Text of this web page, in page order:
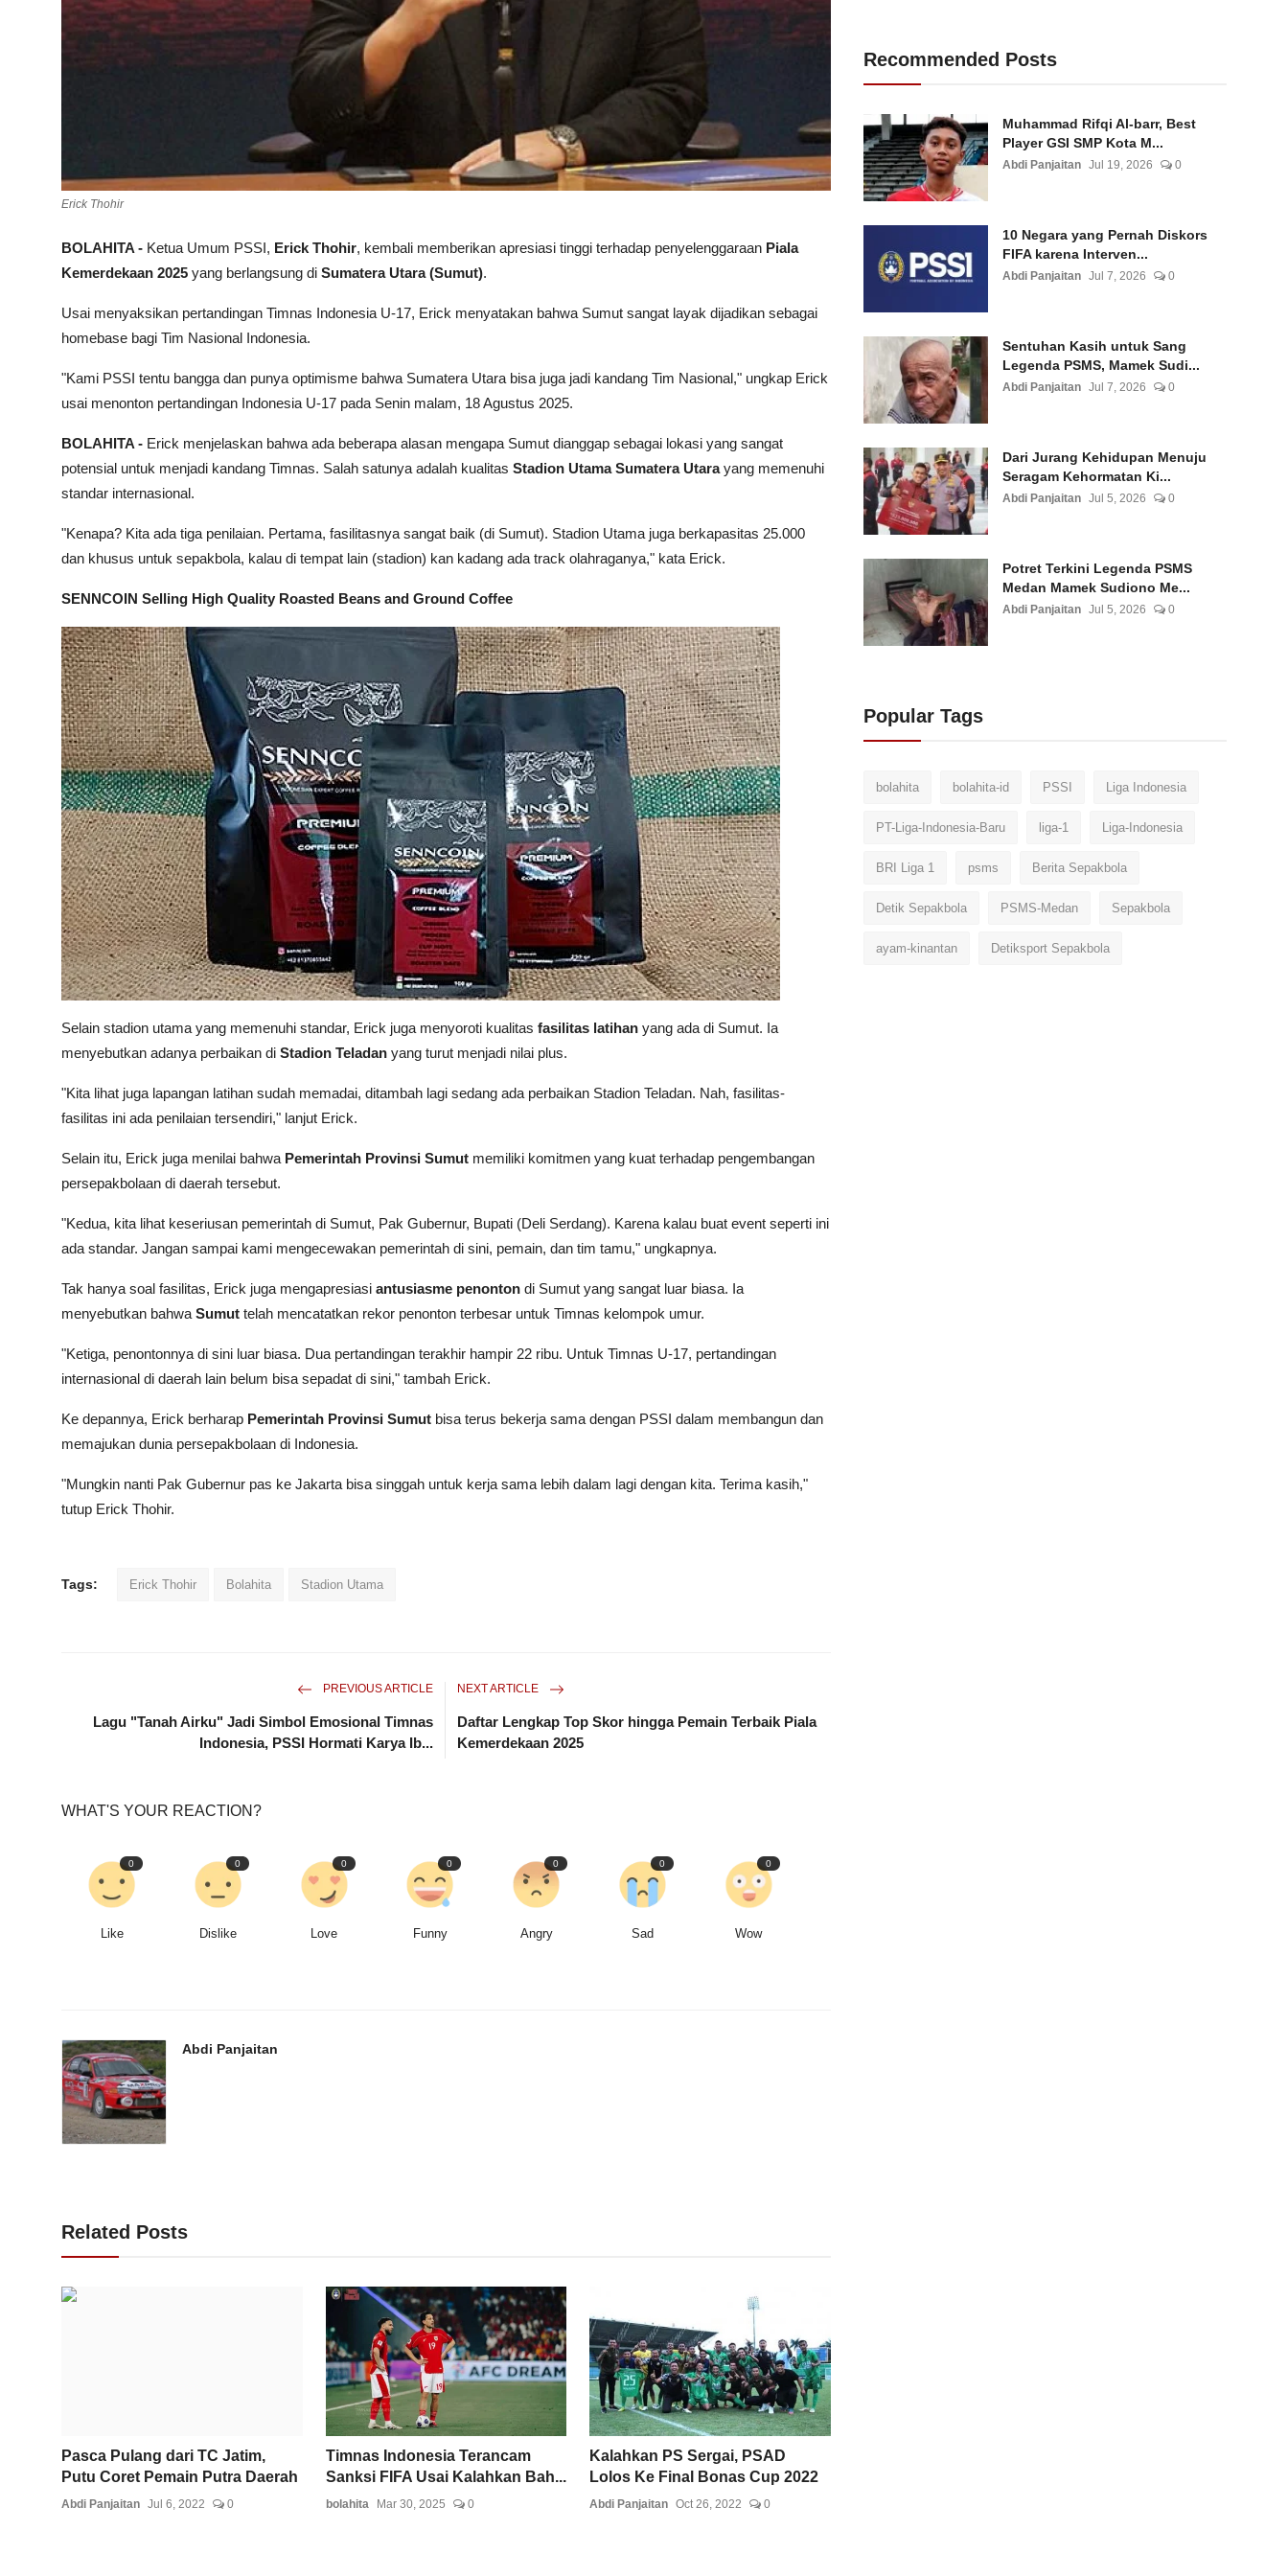
Erick Thohir
BOLAHITA - Ketua Umum PSSI, Erick Thohir, kembali memberikan apresiasi tinggi terhadap penyelenggaraan Piala
Kemerdekaan 2025 yang berlangsung di Sumatera Utara (Sumut).
Usai menyaksikan pertandingan Timnas Indonesia U-17, Erick menyatakan bahwa Sumut sangat layak dijadikan sebagai
homebase bagi Tim Nasional Indonesia.
"Kami PSSI tentu bangga dan punya optimisme bahwa Sumatera Utara bisa juga jadi kandang Tim Nasional," ungkap Erick
usai menonton pertandingan Indonesia U-17 pada Senin malam, 18 Agustus 2025.
BOLAHITA - Erick menjelaskan bahwa ada beberapa alasan mengapa Sumut dianggap sebagai lokasi yang sangat
potensial untuk menjadi kandang Timnas. Salah satunya adalah kualitas Stadion Utama Sumatera Utarayang memenuhi
standar internasional.
"Kenapa? Kita ada tiga penilaian. Pertama, fasilitasnya sangat baik (di Sumut). Stadion Utama juga berkapasitas 25.000
dan khusus untuk sepakbola, kalau di tempat lain (stadion) kan kadang ada track olahraganya," kata Erick.
SENNCOIN Selling High Quality Roasted Beans and Ground Coffee
Selain stadion utama yang memenuhi standar, Erick juga menyoroti kualitas fasilitas latihan yang ada di Sumut. Ia
menyebutkan adanya perbaikan di Stadion Teladan yang turut menjadi nilai plus.
"Kita lihat juga lapangan latihan sudah memadai, ditambah lagi sedang ada perbaikan Stadion Teladan. Nah, fasilitas-
fasilitas ini ada penilaian tersendiri," lanjut Erick.
Selain itu, Erick juga menilai bahwa Pemerintah Provinsi Sumut memiliki komitmen yang kuat terhadap pengembangan
persepakbolaan di daerah tersebut.
"Kedua, kita lihat keseriusan pemerintah di Sumut, Pak Gubernur, Bupati (Deli Serdang). Karena kalau buat event seperti ini
ada standar. Jangan sampai kami mengecewakan pemerintah di sini, pemain, dan tim tamu," ungkapnya.
Tak hanya soal fasilitas, Erick juga mengapresiasi antusiasme penonton di Sumut yang sangat luar biasa. Ia
menyebutkan bahwa Sumut telah mencatatkan rekor penonton terbesar untuk Timnas kelompok umur.
"Ketiga, penontonnya di sini luar biasa. Dua pertandingan terakhir hampir 22 ribu. Untuk Timnas U-17, pertandingan
internasional di daerah lain belum bisa sepadat di sini," tambah Erick.
Ke depannya, Erick berharap Pemerintah Provinsi Sumut bisa terus bekerja sama dengan PSSI dalam membangun dan
memajukan dunia persepakbolaan di Indonesia.
"Mungkin nanti Pak Gubernur pas ke Jakarta bisa singgah untuk kerja sama lebih dalam lagi dengan kita. Terima kasih,"
tutup Erick Thohir.
Tags: Erick Thohir Bolahita Stadion Utama
PREVIOUS ARTICLE
Lagu "Tanah Airku" Jadi Simbol Emosional Timnas
Indonesia, PSSI Hormati Karya Ib...
NEXT ARTICLE
Daftar Lengkap Top Skor hingga Pemain Terbaik Piala
Kemerdekaan 2025
WHAT'S YOUR REACTION?
0
Like
0
Dislike
0
Love
0
Funny
0
Angry
0
Sad
0
Wow
Abdi Panjaitan
Related Posts
Pasca Pulang dari TC Jatim,
Putu Coret Pemain Putra Daerah
Abdi Panjaitan Jul 6, 2022 0
Timnas Indonesia Terancam
Sanksi FIFA Usai Kalahkan Bah...
bolahita Mar 30, 2025 0
Kalahkan PS Sergai, PSAD
Lolos Ke Final Bonas Cup 2022
Abdi Panjaitan Oct 26, 2022 0
Recommended Posts
Muhammad Rifqi Al-barr, Best
Player GSI SMP Kota M...
Abdi Panjaitan Jul 19, 2026 0
10 Negara yang Pernah Diskors
FIFA karena Interven...
Abdi Panjaitan Jul 7, 2026 0
Sentuhan Kasih untuk Sang
Legenda PSMS, Mamek Sudi...
Abdi Panjaitan Jul 7, 2026 0
Dari Jurang Kehidupan Menuju
Seragam Kehormatan Ki...
Abdi Panjaitan Jul 5, 2026 0
Potret Terkini Legenda PSMS
Medan Mamek Sudiono Me...
Abdi Panjaitan Jul 5, 2026 0
Popular Tags
bolahita bolahita-id PSSI Liga Indonesia
PT-Liga-Indonesia-Baru liga-1 Liga-Indonesia
BRI Liga 1 psms Berita Sepakbola
Detik Sepakbola PSMS-Medan Sepakbola
ayam-kinantan Detiksport Sepakbola